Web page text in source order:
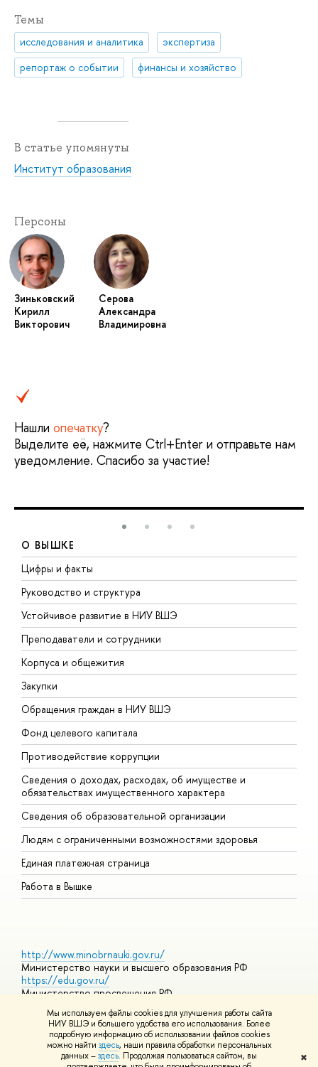
Мы используем файлы cookies для улучшения работы сайта
НИУ ВШЭ и большего удобства его использования. Более
подробную информацию об использовании файлов cookies
можно найти здесь, наши правила обработки персональных
данных –здесь. Продолжая пользоваться сайтом, вы
✖
Темы
исследования и аналитика
экспертиза
репортаж о событии
финансы и хозяйство
В статье упомянуты
Институт образования
Персоны
Зиньковский
Кирилл
Викторович
Серова
Александра
Владимировна
Нашли опечатку?
Выделите её, нажмите Ctrl+Enter и отправьте нам
уведомление. Спасибо за участие!
О ВЫШКЕ
Цифры и факты
Руководство и структура
Устойчивое развитие в НИУ ВШЭ
Преподаватели и сотрудники
Корпуса и общежития
Закупки
Обращения граждан в НИУ ВШЭ
Фонд целевого капитала
Противодействие коррупции
Сведения о доходах, расходах, об имуществе и
обязательствах имущественного характера
Сведения об образовательной организации
Людям с ограниченными возможностями здоровья
Единая платежная страница
Работа в Вышке
http://www.minobrnauki.gov.ru/
Министерство науки и высшего образования РФ
https://edu.gov.ru/
Министерство просвещения РФ
https://elearning.hse.ru/mooc
Массовые открытые онлайн-курсы
© НИУ ВШЭ 1993–2026 Адреса и контактыУсловия